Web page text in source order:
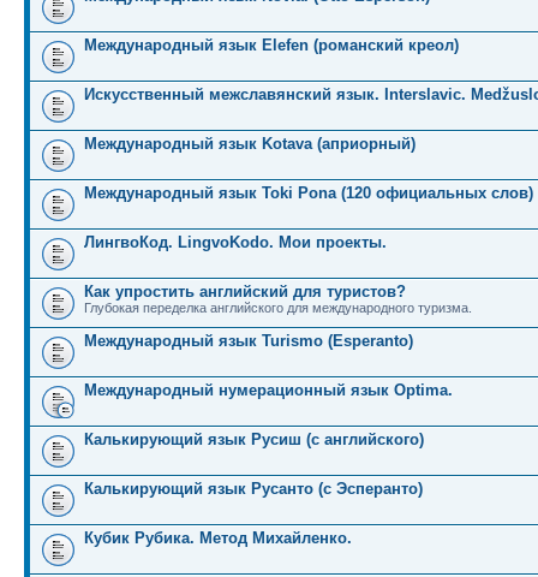
Международный язык Elefen (романский креол)
Искусственный межславянский язык. Interslavic.
Международный язык Kotava (априорный)
Международный язык Toki Pona (120 официальных слов)
ЛингвоКод. LingvoKodo. Мои проекты.
Как упростить английский для туристов?
Глубокая переделка английского для международного туризма.
Международный язык Turismo (Esperanto)
Международный нумерационный язык Optima.
Калькирующий язык Русиш (с английского)
Калькирующий язык Русанто (с Эсперанто)
Кубик Рубика. Метод Михайленко.